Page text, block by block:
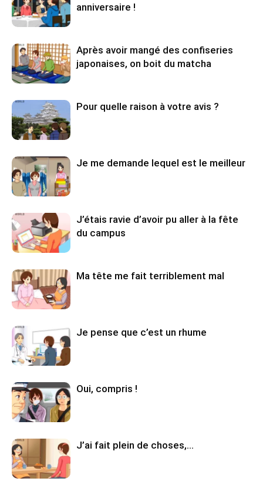
anniversaire !
Après avoir mangé des confiseries
japonaises, on boit du matcha
Pour quelle raison à votre avis ?
Je me demande lequel est le meilleur
J’étais ravie d’avoir pu aller à la fête
du campus
Ma tête me fait terriblement mal
Je pense que c’est un rhume
Oui, compris !
J’ai fait plein de choses,…